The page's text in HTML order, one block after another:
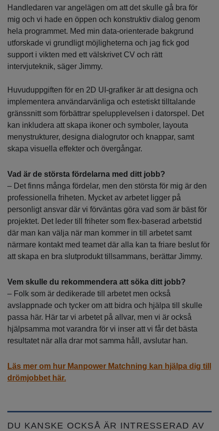
Handledaren var angelägen om att det skulle gå bra för
mig och vi hade en öppen och konstruktiv dialog genom
hela programmet. Med min data-orienterade bakgrund
utforskade vi grundligt möjligheterna och jag fick god
support i vikten med ett välskrivet CV och rätt
intervjuteknik, säger Jimmy.
Huvuduppgiften för en 2D UI-grafiker är att designa och
implementera användarvänliga och estetiskt tilltalande
gränssnitt som förbättrar spelupplevelsen i datorspel. Det
kan inkludera att skapa ikoner och symboler, layouta
menystrukturer, designa dialogrutor och knappar, samt
skapa visuella effekter och övergångar.
Vad är de största fördelarna med ditt jobb?
– Det finns många fördelar, men den största för mig är den
professionella friheten. Mycket av arbetet ligger på
personligt ansvar där vi förväntas göra vad som är bäst för
projektet. Det leder till friheter som flex-baserad arbetstid
där man kan välja när man kommer in till arbetet samt
närmare kontakt med teamet där alla kan ta friare beslut för
att skapa en bra slutprodukt tillsammans, berättar Jimmy.
Vem skulle du rekommendera att söka ditt jobb?
– Folk som är dedikerade till arbetet men också
avslappnade och tycker om att bidra och hjälpa till skulle
passa här. Här tar vi arbetet på allvar, men vi är också
hjälpsamma mot varandra för vi inser att vi får det bästa
resultatet när alla drar mot samma håll, avslutar han.
Läs mer om hur Manpower Matchning kan hjälpa dig till
drömjobbet här.
DU KANSKE OCKSÅ ÄR INTRESSERAD AV